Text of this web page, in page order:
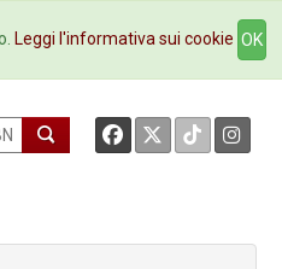
Contatti
Leggi l'informativa sui cookie OK